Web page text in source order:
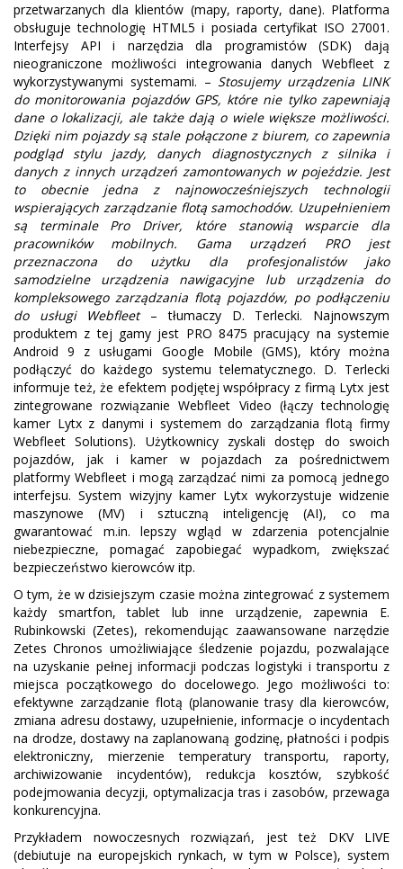
przetwarzanych dla klientów (mapy, raporty, dane). Platforma
obsługuje technologię HTML5 i posiada certyfikat ISO 27001.
Interfejsy API i narzędzia dla programistów (SDK) dają
nieograniczone możliwości integrowania danych Webfleet z
wykorzystywanymi systemami. – Stosujemy urządzenia LINK
do monitorowania pojazdów GPS, które nie tylko zapewniają
dane o lokalizacji, ale także dają o wiele większe możliwości.
Dzięki nim pojazdy są stale połączone z biurem, co zapewnia
podgląd stylu jazdy, danych diagnostycznych z silnika i
danych z innych urządzeń zamontowanych w pojeździe. Jest
to obecnie jedna z najnowocześniejszych technologii
wspierających zarządzanie flotą samochodów. Uzupełnieniem
są terminale Pro Driver, które stanowią wsparcie dla
pracowników mobilnych. Gama urządzeń PRO jest
przeznaczona do użytku dla profesjonalistów jako
samodzielne urządzenia nawigacyjne lub urządzenia do
kompleksowego zarządzania flotą pojazdów, po podłączeniu
do usługi Webfleet– tłumaczy D. Terlecki. Najnowszym
produktem z tej gamy jest PRO 8475 pracujący na systemie
Android 9 z usługami Google Mobile (GMS), który można
podłączyć do każdego systemu telematycznego. D. Terlecki
informuje też, że efektem podjętej współpracy z firmą Lytx jest
zintegrowane rozwiązanie Webfleet Video (łączy technologię
kamer Lytx z danymi i systemem do zarządzania flotą firmy
Webfleet Solutions). Użytkownicy zyskali dostęp do swoich
pojazdów, jak i kamer w pojazdach za pośrednictwem
platformy Webfleet i mogą zarządzać nimi za pomocą jednego
interfejsu. System wizyjny kamer Lytx wykorzystuje widzenie
maszynowe (MV) i sztuczną inteligencję (AI), co ma
gwarantować m.in. lepszy wgląd w zdarzenia potencjalnie
niebezpieczne, pomagać zapobiegać wypadkom, zwiększać
bezpieczeństwo kierowców itp.
O tym, że w dzisiejszym czasie można zintegrować z systemem
każdy smartfon, tablet lub inne urządzenie, zapewnia E.
Rubinkowski (Zetes), rekomendując zaawansowane narzędzie
Zetes Chronos umożliwiające śledzenie pojazdu, pozwalające
na uzyskanie pełnej informacji podczas logistyki i transportu z
miejsca początkowego do docelowego. Jego możliwości to:
efektywne zarządzanie flotą (planowanie trasy dla kierowców,
zmiana adresu dostawy, uzupełnienie, informacje o incydentach
na drodze, dostawy na zaplanowaną godzinę, płatności i podpis
elektroniczny, mierzenie temperatury transportu, raporty,
archiwizowanie incydentów), redukcja kosztów, szybkość
podejmowania decyzji, optymalizacja tras i zasobów, przewaga
konkurencyjna.
Przykładem nowoczesnych rozwiązań, jest też DKV LIVE
(debiutuje na europejskich rynkach, w tym w Polsce), system